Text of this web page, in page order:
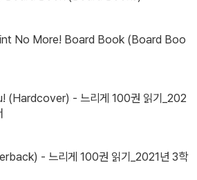
No More! Board Book (Board Boo
(Hardcover) - 느리게 100권 읽기_202
- 느리게 100권 읽기_2021년 3학